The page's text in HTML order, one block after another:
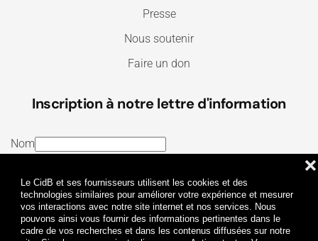
Le CidB et ses fournisseurs utilisent les cookies et des
technologies similaires pour améliorer votre expérience et mesurer
vos interactions avec notre site internet et nos services. Nous
pouvons ainsi vous fournir des informations pertinentes dans le
cadre de vos recherches et dans les contenus diffusées sur notre
❌
Presse
Nous soutenir
Faire un don
Inscription à notre lettre d'information
Nom
J’ai lu et j’accepte lesTermes et conditionset la
Politique de confidentialité